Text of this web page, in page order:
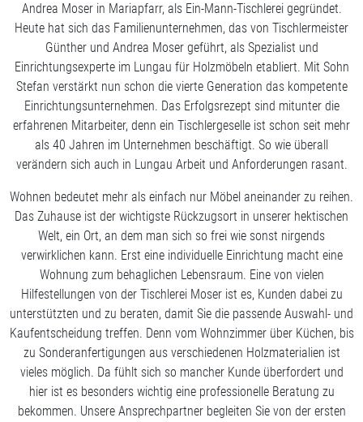
Andrea Moser in Mariapfarr, als Ein-Mann-Tischlerei gegründet.
Heute hat sich das Familienunternehmen, das von Tischlermeister
Günther und Andrea Moser geführt, als Spezialist und
Einrichtungsexperte im Lungau für Holzmöbeln etabliert. Mit Sohn
Stefan verstärkt nun schon die vierte Generation das kompetente
Einrichtungsunternehmen. Das Erfolgsrezept sind mitunter die
erfahrenen Mitarbeiter, denn ein Tischlergeselle ist schon seit mehr
als 40 Jahren im Unternehmen beschäftigt. So wie überall
verändern sich auch in Lungau Arbeit und Anforderungen rasant.
Wohnen bedeutet mehr als einfach nur Möbel aneinander zu reihen.
Das Zuhause ist der wichtigste Rückzugsort in unserer hektischen
Welt, ein Ort, an dem man sich so frei wie sonst nirgends
verwirklichen kann. Erst eine individuelle Einrichtung macht eine
Wohnung zum behaglichen Lebensraum. Eine von vielen
Hilfestellungen von der Tischlerei Moser ist es, Kunden dabei zu
unterstützten und zu beraten, damit Sie die passende Auswahl- und
Kaufentscheidung treffen. Denn vom Wohnzimmer über Küchen, bis
zu Sonderanfertigungen aus verschiedenen Holzmaterialien ist
vieles möglich. Da fühlt sich so mancher Kunde überfordert und
hier ist es besonders wichtig eine professionelle Beratung zu
bekommen. Unsere Ansprechpartner begleiten Sie von der ersten